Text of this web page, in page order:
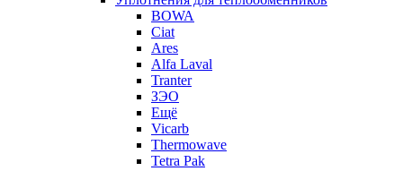
BOWA
Ciat
Ares
Alfa Laval
Tranter
ЗЭО
Ещё
Vicarb
Thermowave
Tetra Pak